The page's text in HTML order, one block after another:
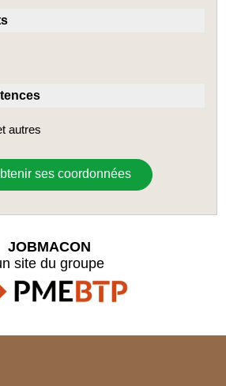
autres
ses coordonnées
JOBMACON
site du groupe